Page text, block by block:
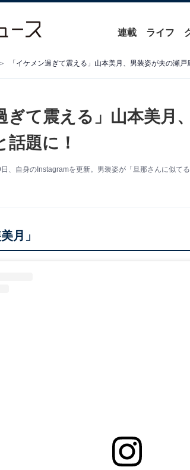
連載 ライフ
「イケメン過ぎて震える」山本美月、男装姿が夫の瀬戸
ぎて震える」山本美月
話題に！
、自身のInstagramを更新。男装姿が「旦那さんに似て
月」